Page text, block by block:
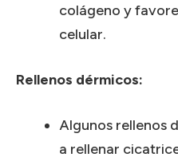
colágeno y
celular.
Rellenos dérmicos:
Algunos rellenos
a rellenar